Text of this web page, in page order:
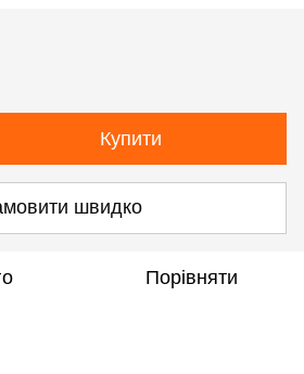
Купити
швидко
Порівняти